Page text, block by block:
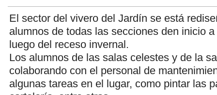
El sector del vivero del Jardín se está
alumnos de todas las secciones den inicio
luego del receso invernal.
Los alumnos de las salas celestes y de la
colaborando con el personal de
algunas tareas en el lugar, como pintar las